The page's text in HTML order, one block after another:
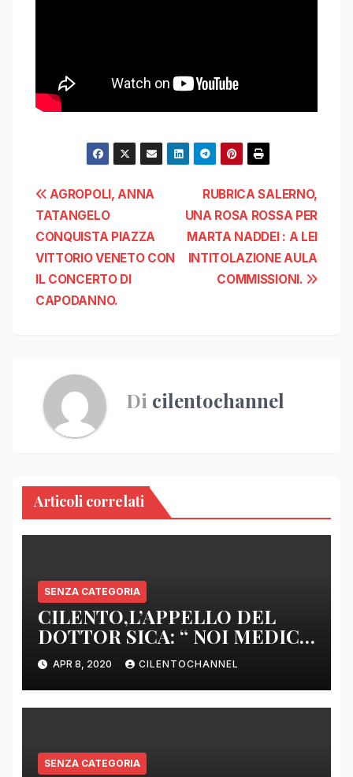
Navigazione
articoli
RUBRICA SALERNO,
UNA ROSA ROSSA PER
MARTA NADDEI : A LEI
INTITOLAZIONE AULA
COMMISSIONI.
AGROPOLI, ANNA
TATANGELO
CONQUISTA PIAZZA
VITTORIO VENETO CON
IL CONCERTO DI
CAPODANNO.
Di cilentochannel
Articoli correlati
SENZA CATEGORIA
CILENTO,L’APPELLO DEL
DOTTOR SICA: “ NOI MEDICI
DI BASE SIAMO SENZA ARMI
E SENZA PRESIDI”
APR 8, 2020 CILENTOCHANNEL
SENZA CATEGORIA